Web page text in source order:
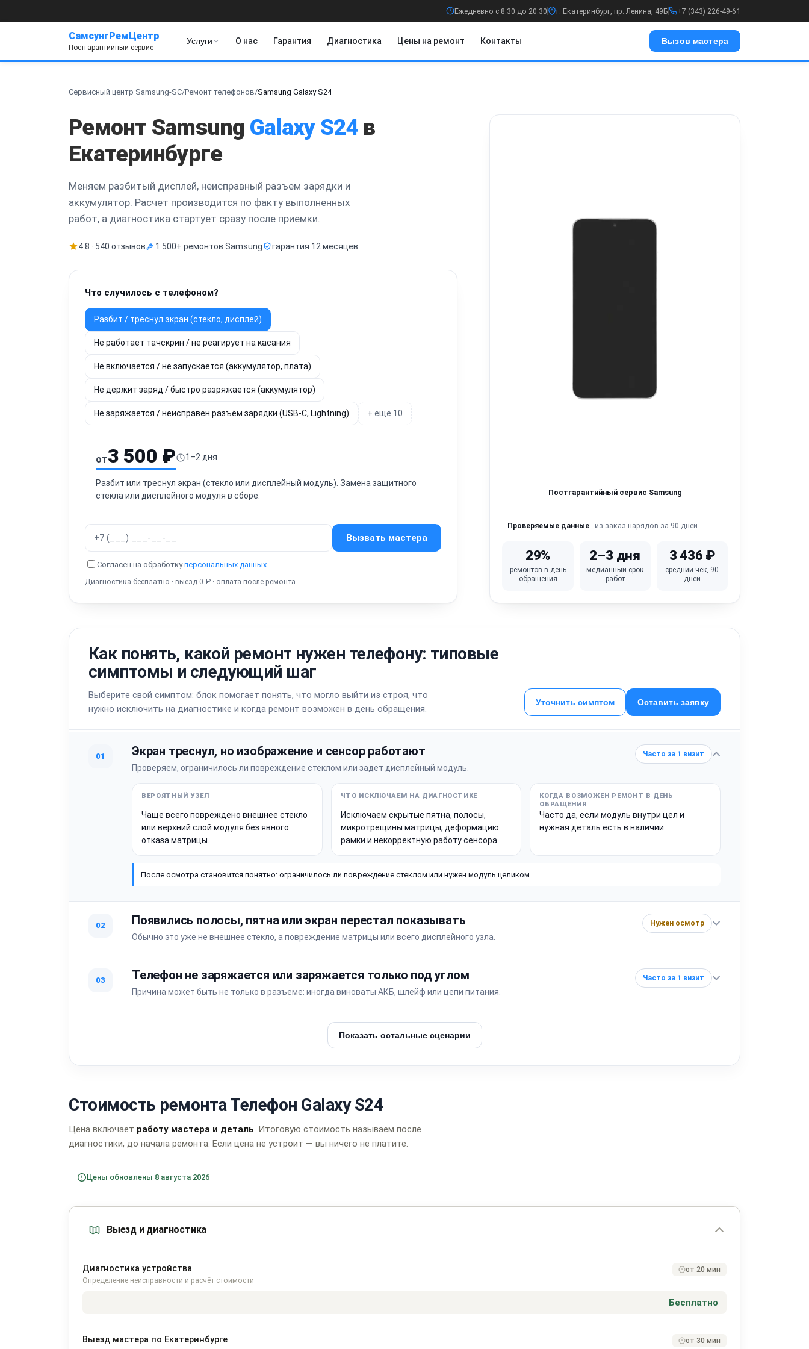
Ежедневно с 8:30 до 20:30 г. Екатеринбург, пр. Ленина, 49Б +7 (343) 226-49-61
СамсунгРемЦентр
Постгарантийный сервис
Услуги О нас Гарантия Диагностика Цены на ремонт Контакты Вызов мастера
Сервисный центр Samsung-SC/Ремонт телефонов/Samsung Galaxy S24
Ремонт Samsung Galaxy S24в
Екатеринбурге
Меняем разбитый дисплей, неисправный разъем зарядки и
аккумулятор. Расчет производится по факту выполненных
работ, а диагностика стартует сразу после приемки.
4.8 · 540 отзывов 1 500+ ремонтов Samsung гарантия 12 месяцев
Что случилось с телефоном?
Разбит / треснул экран (стекло, дисплей)
Не работает тачскрин / не реагирует на касания
Не включается / не запускается (аккумулятор, плата)
Не держит заряд / быстро разряжается (аккумулятор)
Не заряжается / неисправен разъём зарядки (USB-C, Lightning) + ещё 10
от3 500 ₽ 1–2 дня
Разбит или треснул экран (стекло или дисплейный модуль). Замена защитного
стекла или дисплейного модуля в сборе.
Вызвать мастера
Согласен на обработкуперсональных данных
Диагностика бесплатно · выезд 0 ₽ · оплата после ремонта
Постгарантийный сервис Samsung
Проверяемые данные из заказ-нарядов за 90 дней
29%
ремонтов в день
обращения
2–3 дня
медианный срок
работ
3 436 ₽
средний чек, 90
дней
Как понять, какой ремонт нужен телефону: типовые
симптомы и следующий шаг
Выберите свой симптом: блок помогает понять, что могло выйти из строя, что
нужно исключить на диагностике и когда ремонт возможен в день обращения.
Уточнить симптом Оставить заявку
01 Экран треснул, но изображение и сенсор работают
Проверяем, ограничилось ли повреждение стеклом или задет дисплейный модуль.
Часто за 1 визит
Чаще всего повреждено внешнее стекло
или верхний слой модуля без явного
отказа матрицы.
Исключаем скрытые пятна, полосы,
микротрещины матрицы, деформацию
рамки и некорректную работу сенсора.
Часто да, если модуль внутри цел и
нужная деталь есть в наличии.
После осмотра становится понятно: ограничилось ли повреждение стеклом или нужен модуль целиком.
02 Появились полосы, пятна или экран перестал показывать
Обычно это уже не внешнее стекло, а повреждение матрицы или всего дисплейного узла.
Нужен осмотр
03 Телефон не заряжается или заряжается только под углом
Причина может быть не только в разъеме: иногда виноваты АКБ, шлейф или цепи питания.
Часто за 1 визит
Показать остальные сценарии
Стоимость ремонта Телефон Galaxy S24
Цена включает работу мастера и деталь . Итоговую стоимость называем после
диагностики, до начала ремонта. Если цена не устроит — вы ничего не платите.
Цены обновлены 8 августа 2026
Выезд и диагностика
Диагностика устройства
Определение неисправности и расчёт стоимости
от 20 мин
Бесплатно
Выезд мастера по Екатеринбурге от 30 мин